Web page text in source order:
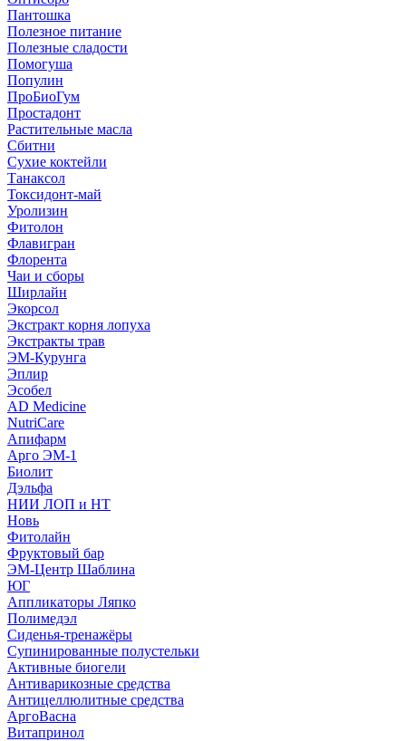
Пантошка
Полезное питание
Полезные сладости
Помогуша
Популин
ПроБиоГум
Простадонт
Растительные масла
Сбитни
Сухие коктейли
Танаксол
Токсидонт-май
Уролизин
Фитолон
Флавигран
Флорента
Чаи и сборы
Ширлайн
Экорсол
Экстракт корня лопуха
Экстракты трав
ЭМ-Курунга
Эплир
Эсобел
AD Medicine
NutriCare
Апифарм
Арго ЭМ-1
Биолит
Дэльфа
НИИ ЛОП и НТ
Новь
Фитолайн
Фруктовый бар
ЭМ-Центр Шаблина
ЮГ
Аппликаторы Ляпко
Полимедэл
Сиденья-тренажёры
Супинированные полустельки
Активные биогели
Антиварикозные средства
Антицеллюлитные средства
АргоВасна
Витапринол